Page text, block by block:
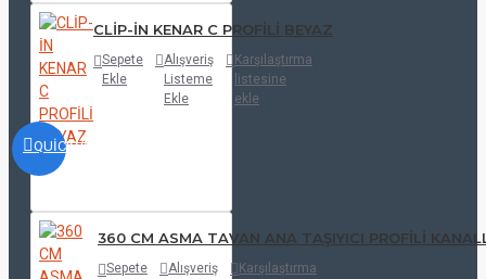
QUICKVIEW
CLİP-İN KENAR C PROFİLİ BEYAZ
Sepete
Ekle
Alışveriş
Listeme
Ekle
Karşılaştırma
listesine
ekle
360 CM ASMA TAVAN ANA TAŞIYICI PROFİLİ
Sepete
Alışveriş
Karşılaştırma